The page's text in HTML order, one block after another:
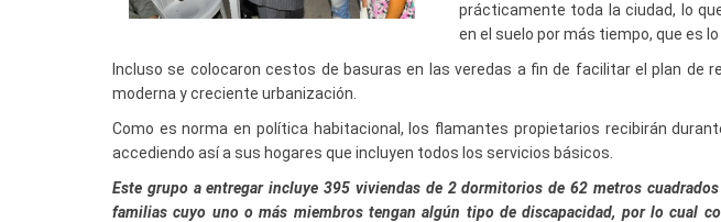
prácticamente toda la ciudad, lo
en el suelo por más tiempo, que es
Incluso se colocaron cestos de basuras en las veredas a fin de facilitar el plan de
moderna y creciente urbanización.
Como es norma en política habitacional, los flamantes propietarios recibirán
accediendo así a sus hogares que incluyen todos los servicios básicos.
Este grupo a entregar incluye 395 viviendas de 2 dormitorios de 62 metros
familias cuyo uno o más miembros tengan algún tipo de discapacidad, por lo cual